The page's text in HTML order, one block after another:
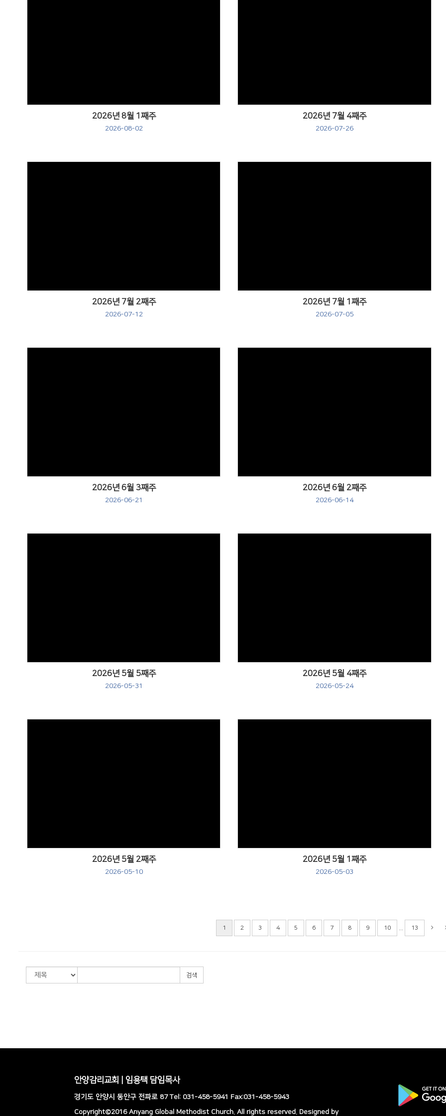
2026년 8월 1째주
2026-08-02
2026년 7월 4째주
2026-07-26
2026년 7월 2째주
2026-07-12
2026년 7월 1째주
2026-07-05
2026년 6월 3째주
2026-06-21
2026년 6월 2째주
2026-06-14
2026년 5월 5째주
2026-05-31
2026년 5월 4째주
2026-05-24
2026년 5월 2째주
2026-05-10
2026년 5월 1째주
2026-05-03
1 2 3 4 5 6 7 8 9 10 13
검색
안양감리교회 | 임용택 담임목사
경기도 안양시 동안구 전파로 87 Tel: 031-458-5941 Fax:031-458-5943
Copyright©2016 Anyang Global Methodist Church. All rights reserved. Designed by